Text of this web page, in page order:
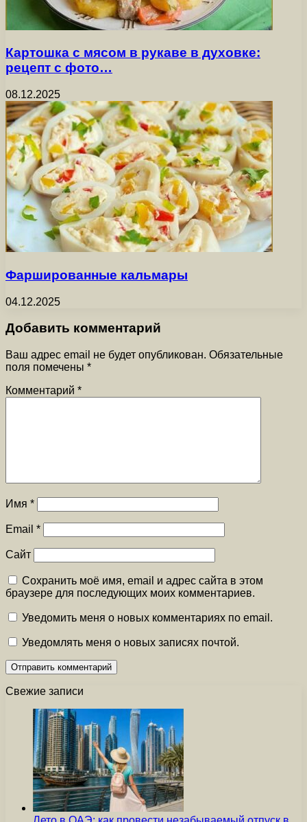
Картошка с мясом в рукаве в духовке:
рецепт с фото…
08.12.2025
Фаршированные кальмары
04.12.2025
Добавить комментарий
Ваш адрес email не будет опубликован. Обязательные
поля помечены *
Комментарий *
Имя *
Email *
Сайт
Сохранить моё имя, email и адрес сайта в этом
браузере для последующих моих комментариев.
Уведомить меня о новых комментариях по email.
Уведомлять меня о новых записях почтой.
Свежие записи